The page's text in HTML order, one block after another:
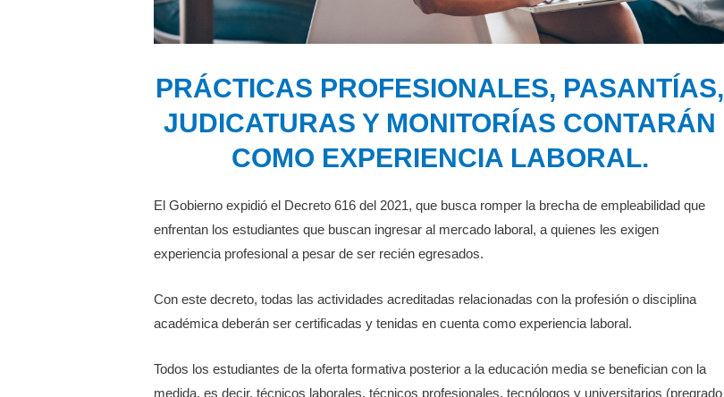
PRÁCTICAS PROFESIONALES, PASANTÍAS,
JUDICATURAS Y MONITORÍAS CONTARÁN
COMO EXPERIENCIA LABORAL.
El Gobierno expidió el Decreto 616 del 2021, que busca romper la brecha de empleabilidad que
enfrentan los estudiantes que buscan ingresar al mercado laboral, a quienes les exigen
experiencia profesional a pesar de ser recién egresados.
Con este decreto, todas las actividades acreditadas relacionadas con la profesión o disciplina
académica deberán ser certificadas y tenidas en cuenta como experiencia laboral.
Todos los estudiantes de la oferta formativa posterior a la educación media se benefician con la
medida, es decir, técnicos laborales, técnicos profesionales, tecnólogos y universitarios (pregrado